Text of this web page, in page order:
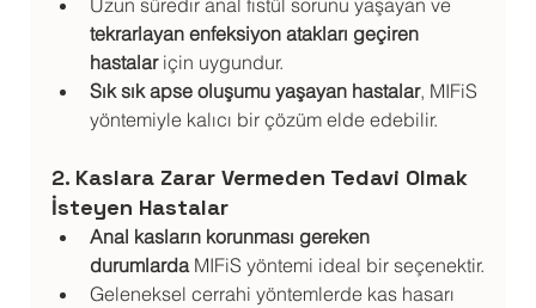
Uzun süredir anal fistül sorunu yaşayan ve
tekrarlayan enfeksiyon atakları geçiren
hastalar için uygundur.
Sık sık apse oluşumu yaşayan hastalar, MIFiS
yöntemiyle kalıcı bir çözüm elde edebilir.
2. Kaslara Zarar Vermeden Tedavi Olmak
İsteyen Hastalar
Anal kasların korunması gereken
durumlarda MIFiS yöntemi ideal bir seçenektir.
Geleneksel cerrahi yöntemlerde kas hasarı